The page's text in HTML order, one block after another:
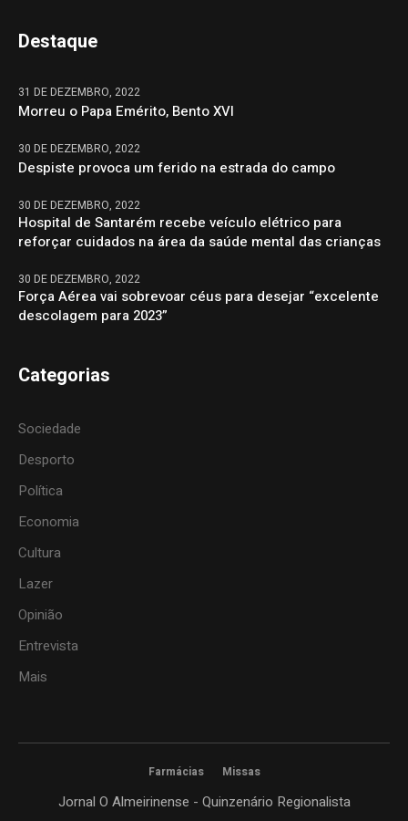
Destaque
31 DE DEZEMBRO, 2022
Morreu o Papa Emérito, Bento XVI
30 DE DEZEMBRO, 2022
Despiste provoca um ferido na estrada do campo
30 DE DEZEMBRO, 2022
Hospital de Santarém recebe veículo elétrico para
reforçar cuidados na área da saúde mental das crianças
30 DE DEZEMBRO, 2022
Força Aérea vai sobrevoar céus para desejar “excelente
descolagem para 2023”
Categorias
Sociedade
Desporto
Política
Economia
Cultura
Lazer
Opinião
Entrevista
Mais
Farmácias Missas
Jornal O Almeirinense - Quinzenário Regionalista